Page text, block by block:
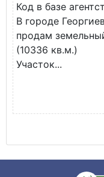
Код в базе
В городе
продам
(10336 кв.м.)
Участок...